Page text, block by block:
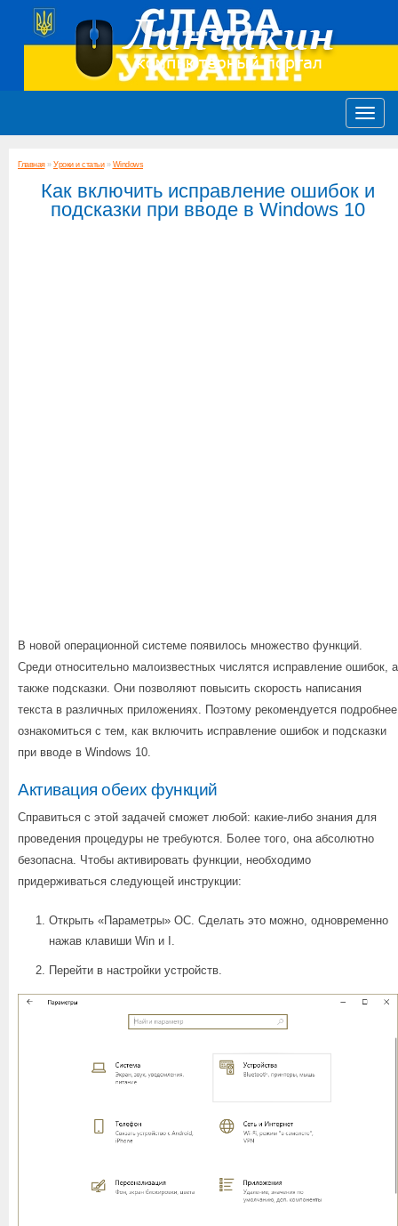
Главная» Уроки и статьи» Windows
Как включить исправление ошибок и
подсказки при вводе в Windows 10
В новой операционной системе появилось множество функций.
Среди относительно малоизвестных числятся исправление ошибок, а
также подсказки. Они позволяют повысить скорость написания
текста в различных приложениях. Поэтому рекомендуется подробнее
ознакомиться с тем, как включить исправление ошибок и подсказки
при вводе в Windows 10.
Активация обеих функций
Справиться с этой задачей сможет любой: какие-либо знания для
проведения процедуры не требуются. Более того, она абсолютно
безопасна. Чтобы активировать функции, необходимо
придерживаться следующей инструкции:
Открыть «Параметры» ОС. Сделать это можно, одновременно
нажав клавиши Win и I.
Перейти в настройки устройств.